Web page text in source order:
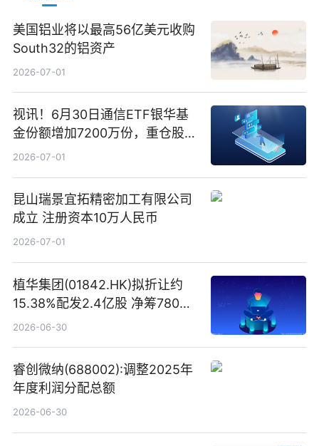
美国铝业将以最高56亿美元收购
South32的铝资产
2026-07-01
视讯！6月30日通信ETF银华基
金份额增加7200万份，重仓股新
易盛、中际旭创、立讯精密
2026-07-01
昆山瑞景宜拓精密加工有限公司
成立 注册资本10万人民币
2026-07-01
植华集团(01842.HK)拟折让约
15.38%配发2.4亿股 净筹780万
港元
2026-06-30
睿创微纳(688002):调整2025年
年度利润分配总额
2026-06-30